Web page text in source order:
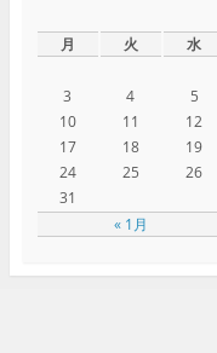
月 火 水
« 1月
3
4 5
10
11 12
17
18 19
24
25 26
31